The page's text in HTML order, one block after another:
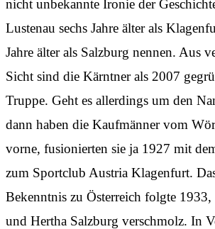
nicht unbekannte Ironie der
Lustenau sechs Jahre älter als
Jahre älter als Salzburg nennen. Aus
Sicht sind die Kärntner als 2007
Truppe. Geht es allerdings um den
dann haben die Kaufmänner vom
vorne, fusionierten sie ja 1927 mit
zum Sportclub Austria Klagenfurt.
Bekenntnis zu Österreich folgte 1933,
und Hertha Salzburg verschmolz. In